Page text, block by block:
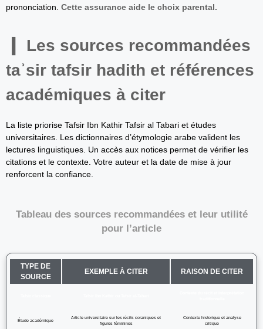
prononciation. Cette assurance aide le choix parental.
Les sources recommandées
taʾsir tafsir hadith et références
académiques à citer
La liste priorise Tafsir Ibn Kathir Tafsir al Tabari et études
universitaires. Les dictionnaires d’étymologie arabe valident les
lectures linguistiques. Un accès aux notices permet de vérifier les
citations et le contexte. Votre auteur et la date de mise à jour
renforcent la confiance.
Tableau des sources recommandées et leur utilité
pour l’article
TYPE DE
SOURCE
EXEMPLE À CITER RAISON DE CITER
Étude académique
Article universitaire sur les récits coraniques et
figures féminines
Contexte historique et analyse
critique